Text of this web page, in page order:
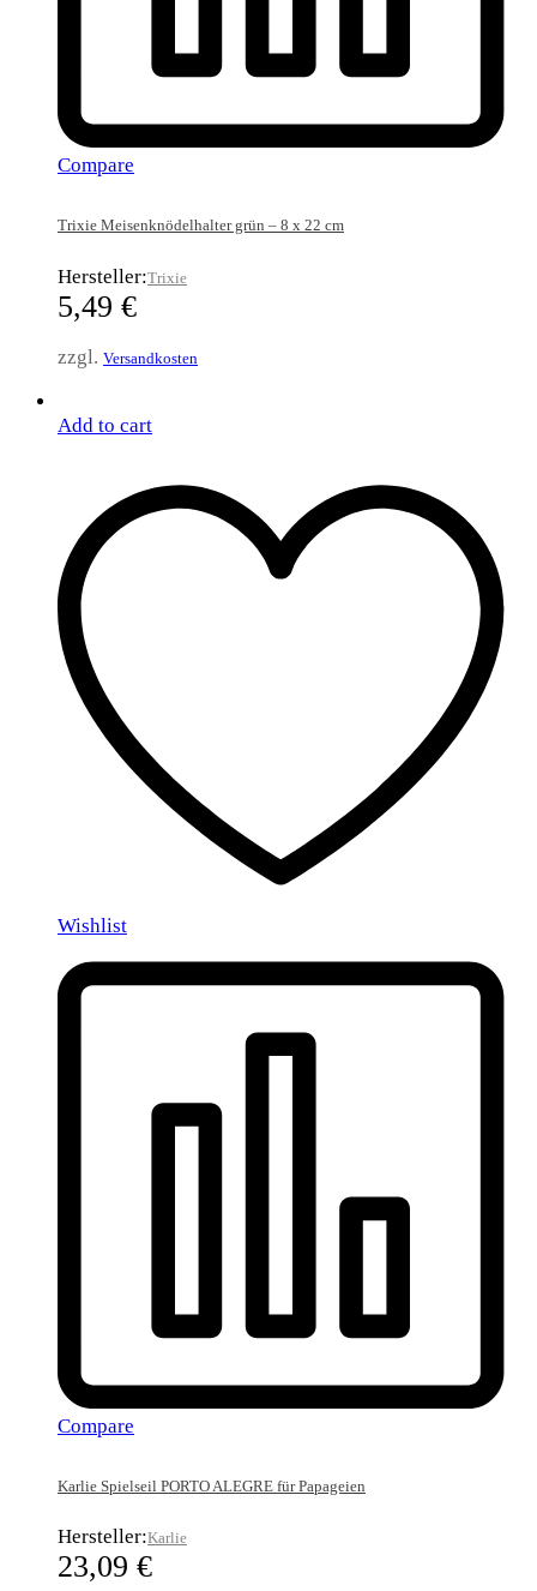
Compare
Trixie Meisenknödelhalter grün – 8 x 22 cm
Hersteller:Trixie
5,49 €
zzgl. Versandkosten
Add to cart
Wishlist
Compare
Karlie Spielseil PORTO ALEGRE für Papageien
Hersteller:Karlie
23,09 €